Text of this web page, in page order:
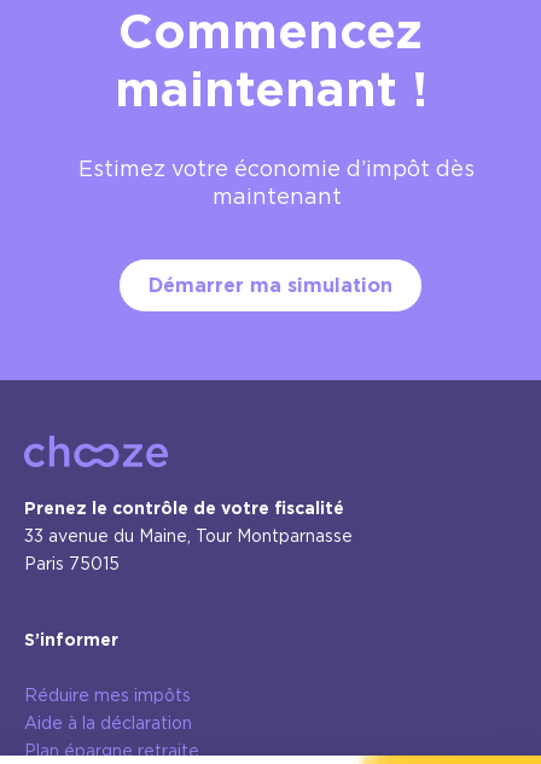
Commencez
maintenant !
Estimez votre économie d’impôt dès
maintenant
Démarrer ma simulation
Prenez le contrôle de votre fiscalité
33 avenue du Maine, Tour Montparnasse
Paris 75015
S’informer
Réduire mes impôts
Aide à la déclaration
Plan épargne retraite